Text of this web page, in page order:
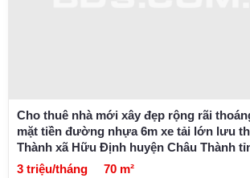
Cho thuê nhà mới xây đẹp rộng rãi
mặt tiền đường nhựa 6m xe tải lớn lưu
Thành xã Hữu Định huyện Châu Thành
3 triệu/tháng
70 m²